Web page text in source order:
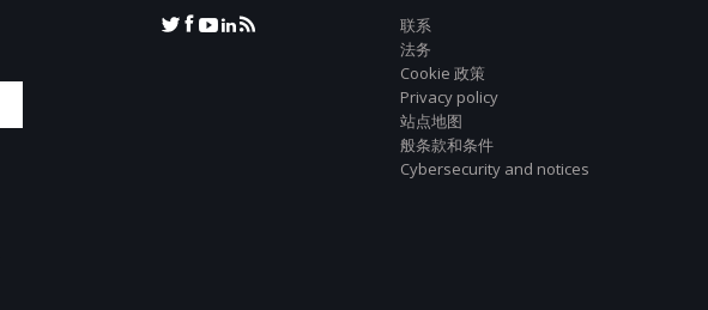
联系
法务
Cookie 政策
Privacy policy
站点地图
般条款和条件
Cybersecurity and notices